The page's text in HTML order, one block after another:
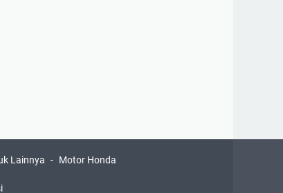
Lainnya Motor Honda